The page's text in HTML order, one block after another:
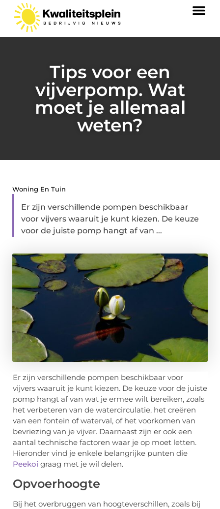
Tips voor een
vijverpomp. Wat
moet je allemaal
weten?
Woning En Tuin
Er zijn verschillende pompen beschikbaar
voor vijvers waaruit je kunt kiezen. De keuze
voor de juiste pomp hangt af van ...
Er zijn verschillende pompen beschikbaar voor
vijvers waaruit je kunt kiezen. De keuze voor de juiste
pomp hangt af van wat je ermee wilt bereiken, zoals
het verbeteren van de watercirculatie, het creëren
van een fontein of waterval, of het voorkomen van
bevriezing van je vijver. Daarnaast zijn er ook een
aantal technische factoren waar je op moet letten.
Hieronder vind je enkele belangrijke punten die
Peekoi graag met je wil delen.
Opvoerhoogte
Bij het overbruggen van hoogteverschillen, zoals bij